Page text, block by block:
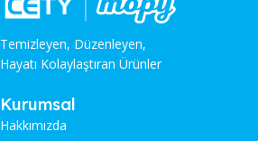
Temizleyen, Düzenleyen,
Hayatı Kolaylaştıran Ürünler
Kurumsal
Hakkımızda